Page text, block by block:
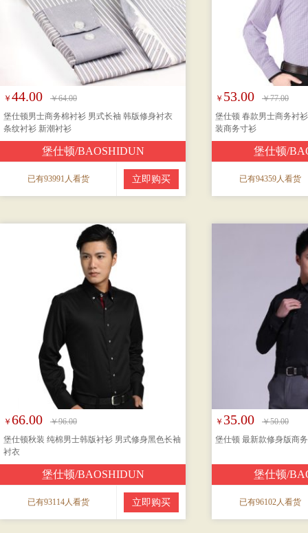
￥ 44.00
￥64.00
堡仕顿男士商务棉衬衫 男式长袖 韩版修身衬衣
条纹衬衫 新潮衬衫
堡仕顿/BAOSHIDUN
已有93991人看货 立即购买
￥ 53.00
￥77.00
堡仕顿 春款男士商务衬
装商务寸衫
堡仕顿/
已有94359人看货
￥ 66.00
￥96.00
堡仕顿秋装 纯棉男士韩版衬衫 男式修身黑色长袖
衬衣
堡仕顿/BAOSHIDUN
已有93114人看货 立即购买
￥ 35.00
￥50.00
堡仕顿 最新款修身版商
堡仕顿/
已有96102人看货